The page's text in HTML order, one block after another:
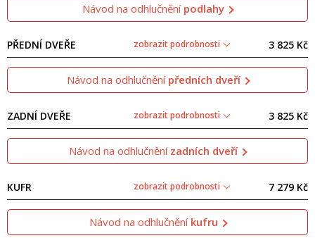
Návod na odhlučnění podlahy
PŘEDNÍ DVEŘE zobrazit podrobnosti 3 825 Kč
Návod na odhlučnění předních dveří
ZADNÍ DVEŘE zobrazit podrobnosti 3 825 Kč
Návod na odhlučnění zadních dveří
KUFR zobrazit podrobnosti 7 279 Kč
Návod na odhlučnění kufru